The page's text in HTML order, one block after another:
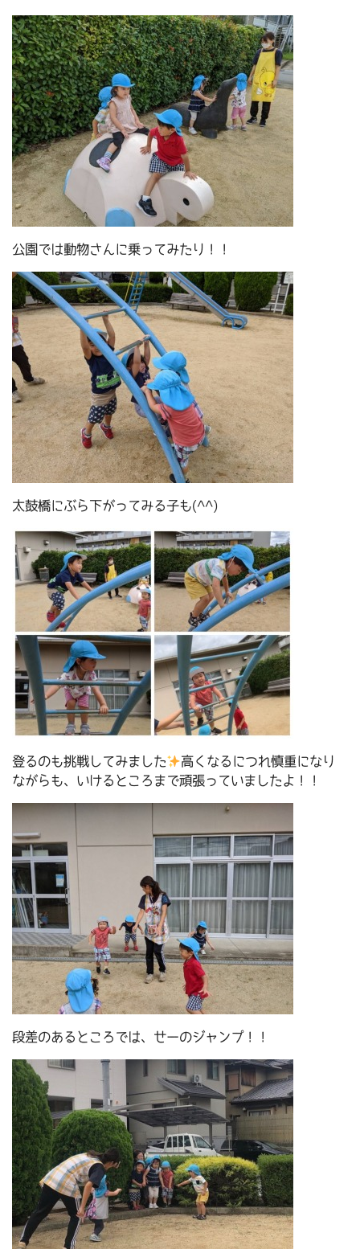
公園では動物さんに乗ってみたり！！
太鼓橋にぶら下がってみる子も(^^)
登るのも挑戦してみました
高くなるにつれ慎重になり
ながらも、いけるところまで頑張っていましたよ！！
段差のあるところでは、せーのジャンプ！！